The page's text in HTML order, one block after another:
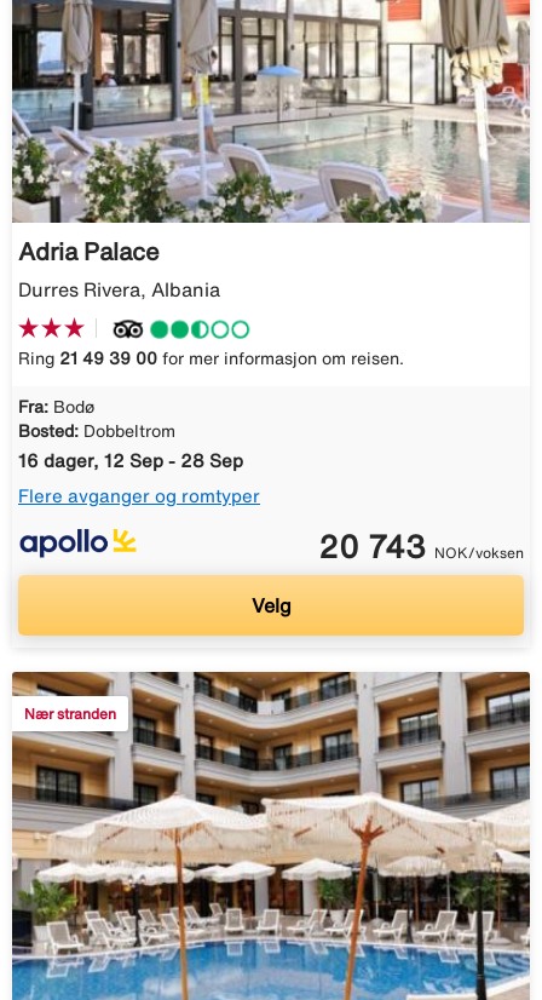
Adria Palace
Durres Rivera, Albania
Ring 21 49 39 00 for mer informasjon om reisen.
Fra: Bodø
Bosted: Dobbeltrom
16 dager, 12 Sep - 28 Sep
Flere avganger og romtyper
20 743 NOK/voksen
Velg
Nær stranden